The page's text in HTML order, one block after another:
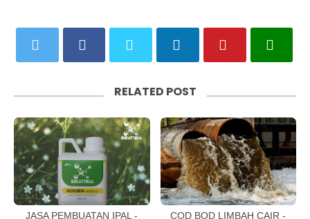
RELATED POST
JASA PEMBUATAN IPAL -
COD BOD LIMBAH CAIR -